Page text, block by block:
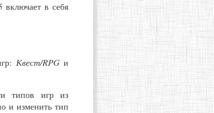
в себя
Квест/RPGи
типов игр из
и изменить тип